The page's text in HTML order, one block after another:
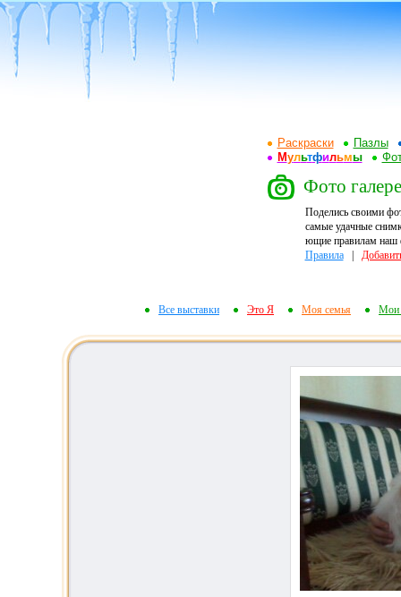
Раскраски
Пазлы
Мультфильмы
Фото
Поделись своими
самые удачные
ющие правилам наш
Правила|
Все выставки Это Я Моя семья Мои